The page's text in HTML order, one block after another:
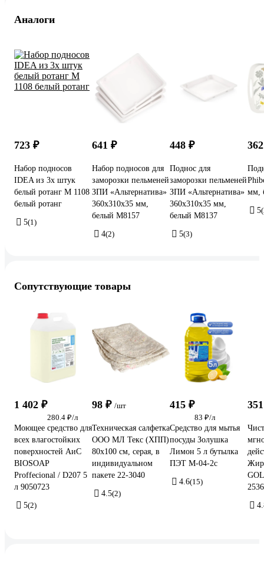
Аналоги
723 ₽
Набор подносов
IDEA из 3х штук
белый ротанг М 1108
белый ротанг
5(1)
641 ₽
Набор подносов для
заморозки пельменей
ЗПИ «Альтернатива»
360x310x35 мм,
белый М8157
4(2)
448 ₽
Поднос для
заморозки пельменей
ЗПИ «Альтернатива»
360x310x35 мм,
белый М8137
5(3)
мм,
5
Сопутствующие товары
1 402 ₽
280.4 ₽/л
Моющее средство для
всех влагостойких
поверхностей АиС
BIOSOAP
Proffecional / D207 5
л 9050723
5(2)
98 ₽ /шт
Техническая салфетка
ООО МЛ Текс (ХПП)
80x100 см, серая, в
индивидуальном
пакете 22-3040
4.5(2)
415 ₽
83 ₽/л
Средство для мытья
посуды Золушка
Лимон 5 л бутылка
ПЭТ М-04-2c
4.6(15)